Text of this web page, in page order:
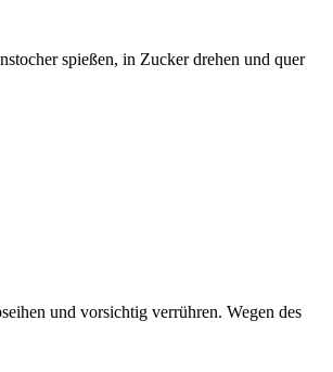
spießen, in Zucker drehen und quer
und vorsichtig verrühren. Wegen des